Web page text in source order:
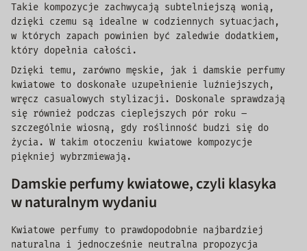
Takie kompozycje zachwycają subtelniejszą wonią,
dzięki czemu są idealne w codziennych sytuacjach,
w których zapach powinien być zaledwie dodatkiem,
który dopełnia całości.
Dzięki temu, zarówno męskie, jak i damskie perfumy
kwiatowe to doskonałe uzupełnienie luźniejszych,
wręcz casualowych stylizacji. Doskonale sprawdzają
się również podczas cieplejszych pór roku –
szczególnie wiosną, gdy roślinność budzi się do
życia. W takim otoczeniu kwiatowe kompozycje
piękniej wybrzmiewają.
Damskie perfumy kwiatowe, czyli klasyka
w naturalnym wydaniu
Kwiatowe perfumy to prawdopodobnie najbardziej
naturalna i jednocześnie neutralna propozycja